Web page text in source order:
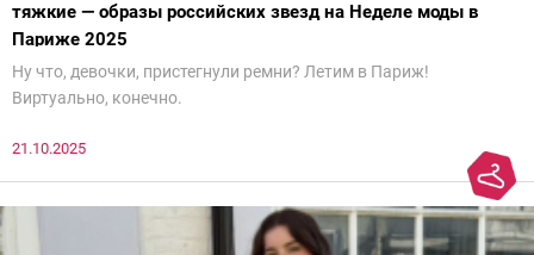
тяжкие — образы российских звезд на Неделе моды в
Париже 2025
Ну что, девочки, пристегнули ремни? Летим в Париж!
Виртуально, конечно.
21.10.2025